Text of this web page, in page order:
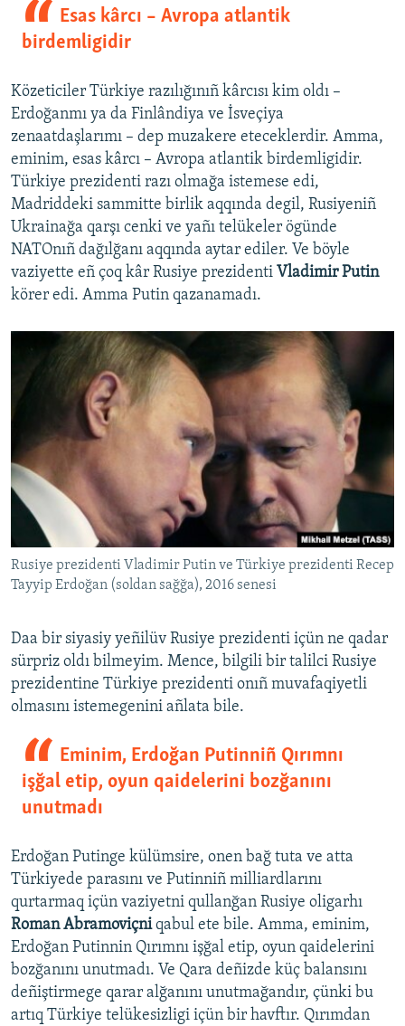
Esas kârcı – Avropa atlantik
birdemligidir
Közeticiler Türkiye razılığınıñ kârcısı kim oldı –
Erdoğanmı ya da Finlândiya ve İsveçiya
zenaatdaşlarımı – dep muzakere eteceklerdir. Amma,
eminim, esas kârcı – Avropa atlantik birdemligidir.
Türkiye prezidenti razı olmağa istemese edi,
Madriddeki sammitte birlik aqqında degil, Rusiyeniñ
Ukrainağa qarşı cenki ve yañı telükeler ögünde
NATOnıñ dağılğanı aqqında aytar ediler. Ve böyle
vaziyette eñ çoq kâr Rusiye prezidenti Vladimir Putin
körer edi. Amma Putin qazanamadı.
Rusiye prezidenti Vladimir Putin ve Türkiye prezidenti Recep
Tayyip Erdoğan (soldan sağğa), 2016 senesi
Daa bir siyasiy yeñilüv Rusiye prezidenti içün ne qadar
sürpriz oldı bilmeyim. Mence, bilgili bir talilci Rusiye
prezidentine Türkiye prezidenti onıñ muvafaqiyetli
olmasını istemegenini añlata bile.
Eminim, Erdoğan Putinniñ Qırımnı
işğal etip, oyun qaidelerini bozğanını
unutmadı
Erdoğan Putinge külümsire, onen bağ tuta ve atta
Türkiyede parasını ve Putinniñ milliardlarını
qurtarmaq içün vaziyetni qullanğan Rusiye oligarhı
Roman Abramoviçniqabul ete bile. Amma, eminim,
Erdoğan Putinnin Qırımnı işğal etip, oyun qaidelerini
bozğanını unutmadı. Ve Qara deñizde küç balansını
deñiştirmege qarar alğanını unutmağandır, çünki bu
artıq Türkiye telükesizligi içün bir havftır. Qırımdan